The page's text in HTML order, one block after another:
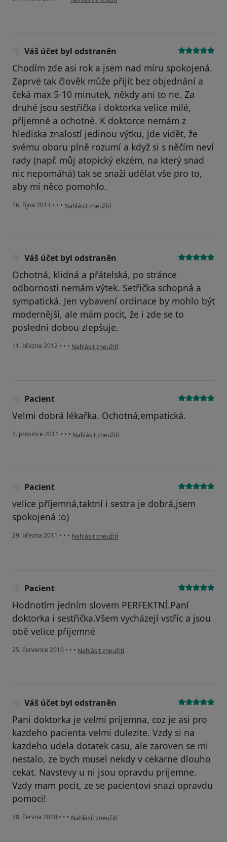
Váš účet byl odstraněn
Chodím zde asi rok a jsem nad míru spokojená.
Zaprvé tak člověk může přijít bez objednání a
čeká max 5-10 minutek, někdy ani to ne. Za
druhé jsou sestřička i doktorka velice milé,
příjemné a ochotné. K doktorce nemám z
hlediska znalostí jedinou výtku, jde vidět, že
svému oboru plně rozumí a když si s něčím neví
rady (např. můj atopický ekzém, na který snad
nic nepomáhá) tak se snaží udělat vše pro to,
aby mi něco pomohlo.
16. října 2013 • • • podle názoru uživatele Váš účet byl odstraněn
Nahlásit zneužití
Váš účet byl odstraněn
Ochotná, klidná a přátelská, po stránce
odbornosti nemám výtek. Setřička schopná a
sympatická. Jen vybavení ordinace by mohlo být
modernější, ale mám pocit, že i zde se to
poslední dobou zlepšuje.
11. března 2012 • • • podle názoru uživatele Váš účet byl odstraněn
Nahlásit zneužití
Pacient
Velmi dobrá lékařka. Ochotná,empatická.
2. prosince 2011 • • • podle názoru uživatele Pacient
Nahlásit zneužití
Pacient
velice příjemná,taktní i sestra je dobrá,jsem
spokojená :o)
29. března 2011 • • • podle názoru uživatele Pacient
Nahlásit zneužití
Pacient
Hodnotím jedním slovem PERFEKTNÍ.Paní
doktorka i sestřička.Všem vycházejí vstříc a jsou
obě velice příjemné
25. července 2010 • • • podle názoru uživatele Pacient
Nahlásit zneužití
Váš účet byl odstraněn
Pani doktorka je velmi prijemna, coz je asi pro
kazdeho pacienta velmi dulezite. Vzdy si na
kazdeho udela dotatek casu, ale zaroven se mi
nestalo, ze bych musel nekdy v cekarne dlouho
cekat. Navstevy u ni jsou opravdu prijemne.
Vzdy mam pocit, ze se pacientovi snazi opravdu
pomoci!
28. června 2010 • • • podle názoru uživatele Váš účet byl odstraněn
Nahlásit zneužití